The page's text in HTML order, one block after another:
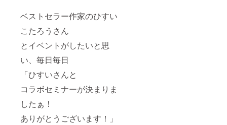
ベストセラー作家のひすい
こたろうさん
とイベントがしたいと思
い、毎日毎日
「ひすいさんと
コラボセミナーが決まりま
したぁ！
ありがとうございます！」